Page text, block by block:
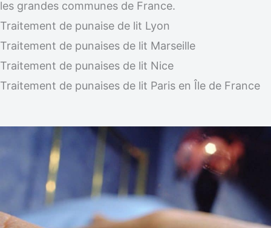
les grandes communes de France.
Traitement de punaise de lit Lyon
Traitement de punaises de lit Marseille
Traitement de punaises de lit Nice
Traitement de punaises de lit Paris en Île de France